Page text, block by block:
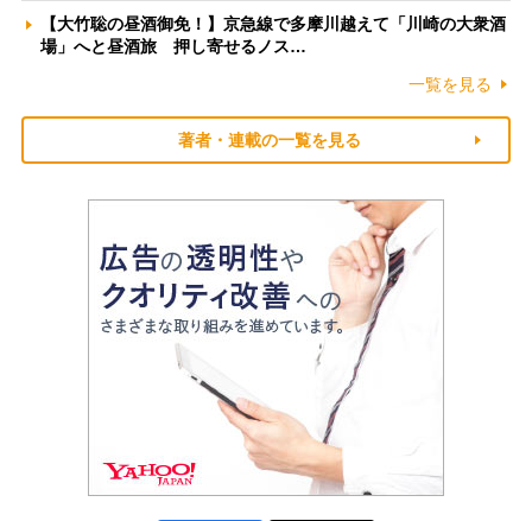
【大竹聡の昼酒御免！】京急線で多摩川越えて「川崎の大衆酒
場」へと昼酒旅 押し寄せるノス…
一覧を見る
著者・連載の一覧を見る